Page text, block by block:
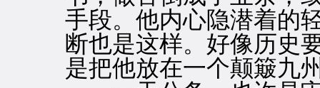
手段。他内心隐潜着的
断也是这样。好像历史
是把他放在一个颠簸九